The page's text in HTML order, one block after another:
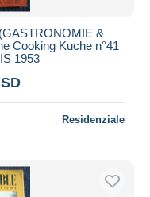
&
Cooking Kuche n°41
1953
Residenziale